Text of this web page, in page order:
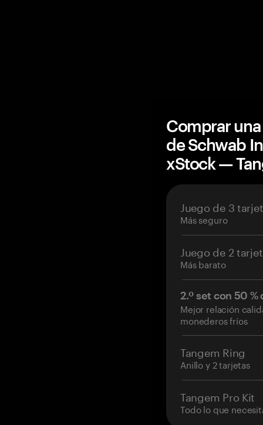
Comprar
de Schwab
xStock —
Juego de 3
Más seguro
Juego de 2
Más barato
2.º set con 50
Mejor relación
monederos fríos
Tangem Ring
Anillo y 2 tarjetas
Tangem Pro Kit
Todo lo que